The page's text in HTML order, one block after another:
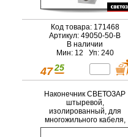
Код товара: 171468
Артикул: 49050-50-B
В наличии
Мин: 12 Уп: 240
47 25
Наконечник СВЕТОЗАР
штыревой,
изолированный, для
многожильного кабеля,
синий, 2,5 мм2, 25шт